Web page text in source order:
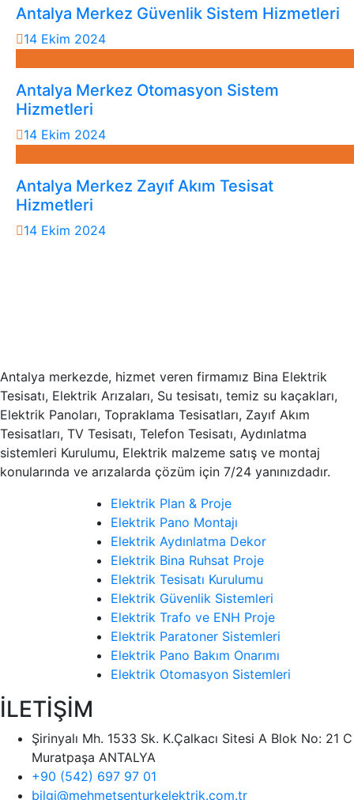
Antalya Merkez Güvenlik Sistem Hizmetleri
14 Ekim 2024
Antalya Merkez Otomasyon Sistem
Hizmetleri
14 Ekim 2024
Antalya Merkez Zayıf Akım Tesisat
Hizmetleri
14 Ekim 2024
Antalya merkezde, hizmet veren firmamız Bina Elektrik
Tesisatı, Elektrik Arızaları, Su tesisatı, temiz su kaçakları,
Elektrik Panoları, Topraklama Tesisatları, Zayıf Akım
Tesisatları, TV Tesisatı, Telefon Tesisatı, Aydınlatma
sistemleri Kurulumu, Elektrik malzeme satış ve montaj
konularında ve arızalarda çözüm için 7/24 yanınızdadır.
Elektrik Plan & Proje
Elektrik Pano Montajı
Elektrik Aydınlatma Dekor
Elektrik Bina Ruhsat Proje
Elektrik Tesisatı Kurulumu
Elektrik Güvenlik Sistemleri
Elektrik Trafo ve ENH Proje
Elektrik Paratoner Sistemleri
Elektrik Pano Bakım Onarımı
Elektrik Otomasyon Sistemleri
İLETİŞİM
Şirinyalı Mh. 1533 Sk. K.Çalkacı Sitesi A Blok No: 21 C
Muratpaşa ANTALYA
+90 (542) 697 97 01
bilgi@mehmetsenturkelektrik.com.tr